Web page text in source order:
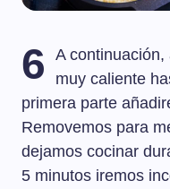
6
A continuación,
muy caliente
primera parte
Removemos para
dejamos cocinar
5 minutos iremos